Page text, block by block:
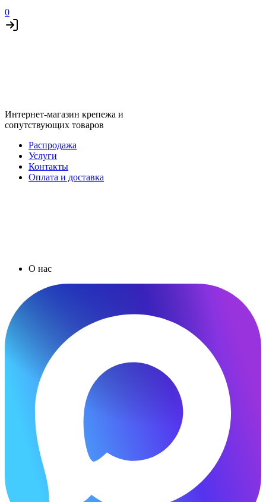
0
Интернет-магазин крепежа и
сопутствующих товаров
Распродажа
Услуги
Контакты
Оплата и доставка
О нас